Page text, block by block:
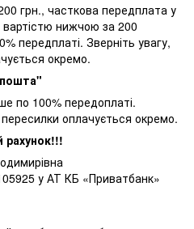
грн., часткова передплата у
вартістю нижчою за 200
передплаті. Зверніть увагу,
окремо.
по 100% передоплаті.
оплачується окремо.
рахунок!!!
у АТ КБ «Приватбанк»